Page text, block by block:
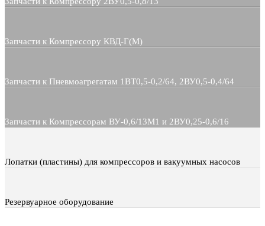
Запчасти к Компрессору КВД-Г(М)
Запчасти к Пневмоагрегатам 1ВТ0,5-0,2/64, 2ВУ0,5-0,4/64
Запчасти к Компрессорам ВУ-0,6/13М1 и 2ВУ0,25-0,6/16
Лопатки (пластины) для компрессоров и вакуумных насосов
Резервуарное оборудование